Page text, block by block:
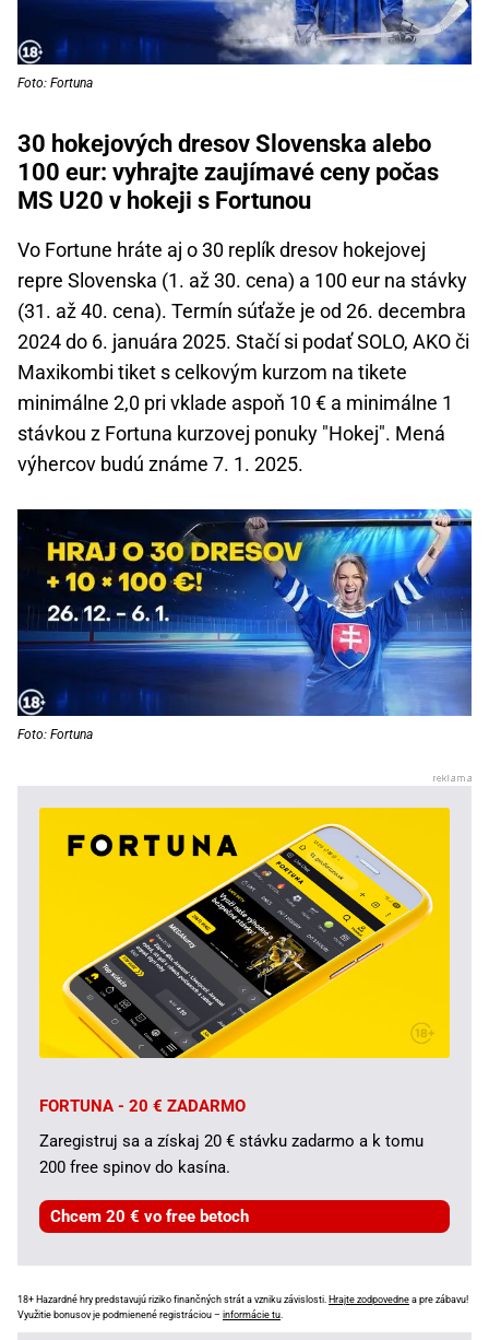
Foto: Fortuna
30 hokejových dresov Slovenska alebo
100 eur: vyhrajte zaujímavé ceny počas
MS U20 v hokeji s Fortunou
Vo Fortune hráte aj o 30 replík dresov hokejovej
repre Slovenska (1. až 30. cena) a 100 eur na stávky
(31. až 40. cena). Termín súťaže je od 26. decembra
2024 do 6. januára 2025. Stačí si podať SOLO, AKO či
Maxikombi tiket s celkovým kurzom na tikete
minimálne 2,0 pri vklade aspoň 10 € a minimálne 1
stávkou z Fortuna kurzovej ponuky "Hokej". Mená
výhercov budú známe 7. 1. 2025.
Foto: Fortuna
FORTUNA - 20 € ZADARMO
Zaregistruj sa a získaj 20 € stávku zadarmo a k tomu
200 free spinov do kasína.
Chcem 20 € vo free betoch
18+ Hazardné hry predstavujú riziko finančných strát a vzniku závislosti. Hrajte zodpovedne a pre zábavu!
Využitie bonusov je podmienené registráciou – informácie tu.